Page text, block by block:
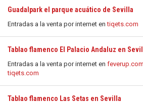
Guadalpark el parque acuático de Sevilla
Entradas a la venta por internet entiqets.com
Tablao flamenco El Palacio Andaluz en
Entradas a la venta por internet en feverup.com
tiqets.com
Tablao flamenco Las Setas en Sevilla